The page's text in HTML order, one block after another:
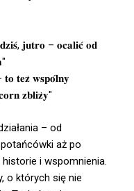
𝐣𝐮𝐭𝐫𝐨 – 𝐨𝐜𝐚𝐥𝐢𝐜́ 𝐨𝐝
𝐭𝐞𝐳̇ 𝐰𝐬𝐩𝐨́𝐥𝐧𝐲
𝐳𝐛𝐥𝐢𝐳̇𝐲"
– od
aż po
i wspomnienia.
o których się nie